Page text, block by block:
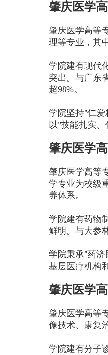
肇庆医学
肇庆医学高等
理等专业，其
学院建有现代
突出。与广东
超98%。
学院坚持"仁爱
以"技能扎实
肇庆医学
肇庆医学高等
学专业为校级
养体系。
学院建有药物
鲜明。与大参
学院秉承"药济
基层医疗机构
肇庆医学
肇庆医学高等
像技术、康复
学院建有分子